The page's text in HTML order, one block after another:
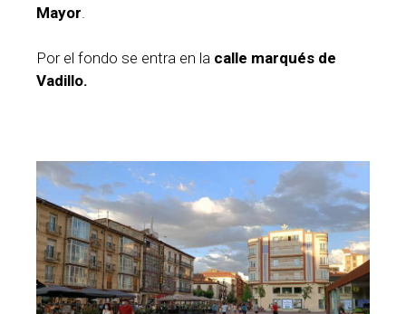
Mayor
Por el fondo se entra en la calle marqués de
Vadillo.